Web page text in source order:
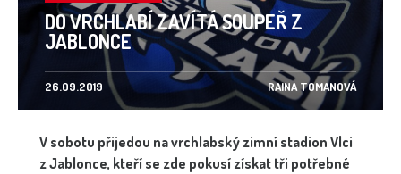
DO VRCHLABÍ ZAVÍTÁ SOUPEŘ Z
JABLONCE
26.09.2019 RAINA TOMANOVÁ
V sobotu přijedou na vrchlabský zimní stadion Vlci
z Jablonce, kteří se zde pokusí získat tři potřebné